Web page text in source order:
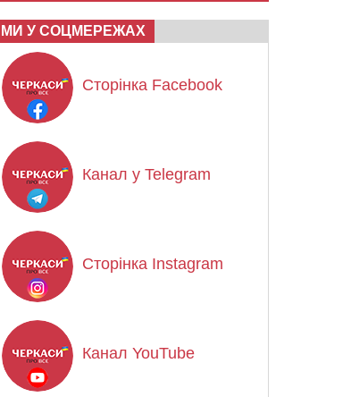
МИ У СОЦМЕРЕЖАХ
Сторінка Facebook
Канал у Telegram
Сторінка Instagram
Канал YouTube